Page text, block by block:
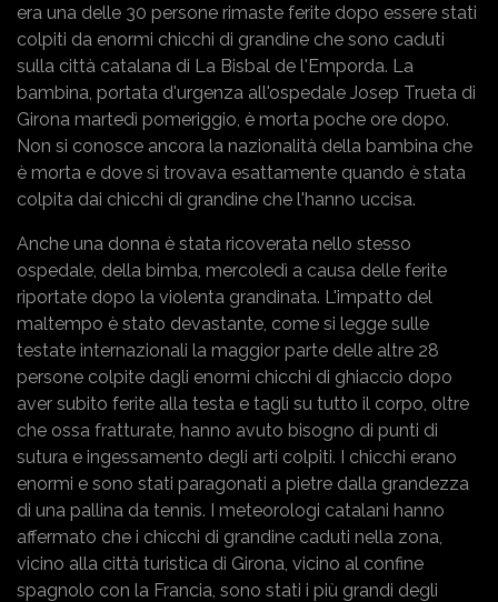
era una delle 30 persone rimaste ferite dopo essere stati
colpiti da enormi chicchi di grandine che sono caduti
sulla città catalana di La Bisbal de l'Emporda. La
bambina, portata d'urgenza all'ospedale Josep Trueta di
Girona martedì pomeriggio, è morta poche ore dopo.
Non si conosce ancora la nazionalità della bambina che
è morta e dove si trovava esattamente quando è stata
colpita dai chicchi di grandine che l'hanno uccisa.
Anche una donna è stata ricoverata nello stesso
ospedale, della bimba, mercoledì a causa delle ferite
riportate dopo la violenta grandinata. L'impatto del
maltempo è stato devastante, come si legge sulle
testate internazionali la maggior parte delle altre 28
persone colpite dagli enormi chicchi di ghiaccio dopo
aver subito ferite alla testa e tagli su tutto il corpo, oltre
che ossa fratturate, hanno avuto bisogno di punti di
sutura e ingessamento degli arti colpiti. I chicchi erano
enormi e sono stati paragonati a pietre dalla grandezza
di una pallina da tennis. I meteorologi catalani hanno
affermato che i chicchi di grandine caduti nella zona,
vicino alla città turistica di Girona, vicino al confine
spagnolo con la Francia, sono stati i più grandi degli